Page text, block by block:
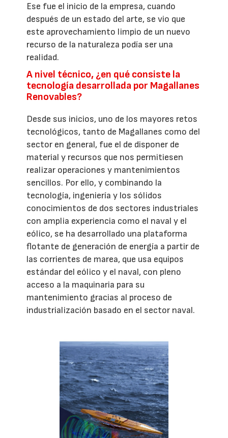
Ese fue el inicio de la empresa, cuando
después de un estado del arte, se vio que
este aprovechamiento limpio de un nuevo
recurso de la naturaleza podía ser una
realidad.
A nivel técnico, ¿en qué consiste la
tecnología desarrollada por Magallanes
Renovables?
Desde sus inicios, uno de los mayores retos
tecnológicos, tanto de Magallanes como del
sector en general, fue el de disponer de
material y recursos que nos permitiesen
realizar operaciones y mantenimientos
sencillos. Por ello, y combinando la
tecnología, ingeniería y los sólidos
conocimientos de dos sectores industriales
con amplia experiencia como el naval y el
eólico, se ha desarrollado una plataforma
flotante de generación de energía a partir de
las corrientes de marea, que usa equipos
estándar del eólico y el naval, con pleno
acceso a la maquinaria para su
mantenimiento gracias al proceso de
industrialización basado en el sector naval.